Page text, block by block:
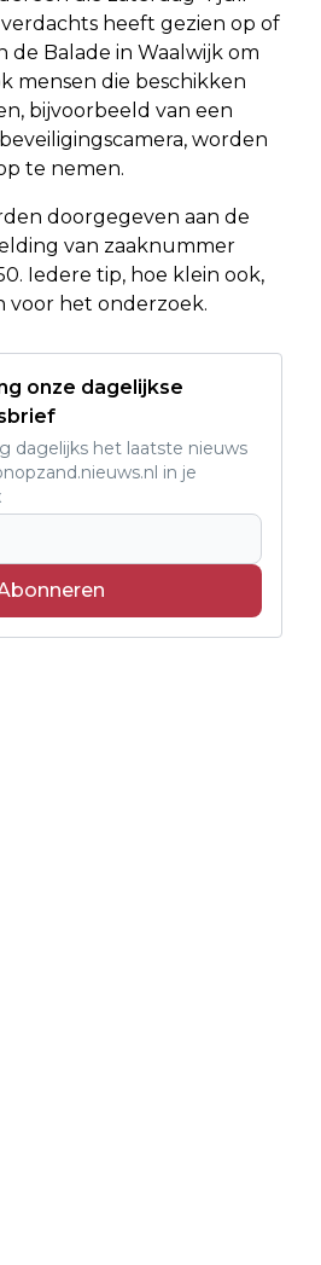
heeft gezien op of
de Balade in Waalwijk om
mensen die beschikken
bijvoorbeeld van een
worden
te nemen.
doorgegeven aan de
van zaaknummer
Iedere tip, hoe klein ook,
voor het onderzoek.
onze dagelijkse
dagelijks het laatste nieuws
in je